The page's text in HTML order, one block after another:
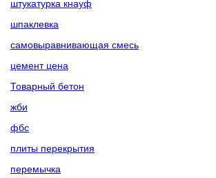
штукатурка кнауф
шпаклевка
самовыравнивающая смесь
цемент цена
Товарный бетон
жби
фбс
плиты перекрытия
перемычка